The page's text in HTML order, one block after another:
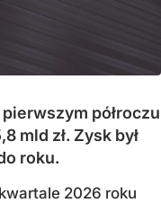
półroczu
mld zł. Zysk był
roku.
2026 roku